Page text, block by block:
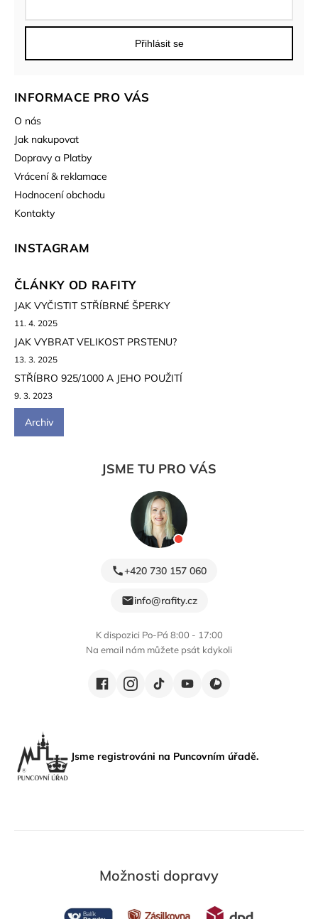
INFORMACE PRO VÁS
O nás
Jak nakupovat
Dopravy a Platby
Vrácení & reklamace
Hodnocení obchodu
Kontakty
Přihlásit se
INSTAGRAM
ČLÁNKY OD RAFITY
JAK VYČISTIT STŘÍBRNÉ ŠPERKY
11. 4. 2025
JAK VYBRAT VELIKOST PRSTENU?
13. 3. 2025
STŘÍBRO 925/1000 A JEHO POUŽITÍ
9. 3. 2023
Archiv
JSME TU PRO VÁS
+420 730 157 060
info@rafity.cz
K dispozici Po-Pá 8:00 - 17:00
Na email nám můžete psát kdykoli
Jsme registrováni na Puncovním úřadě.
Možnosti dopravy